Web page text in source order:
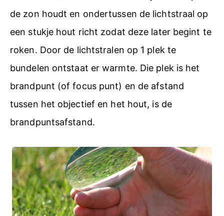
de zon houdt en ondertussen de lichtstraal op
een stukje hout richt zodat deze later begint te
roken. Door de lichtstralen op 1 plek te
bundelen ontstaat er warmte. Die plek is het
brandpunt (of focus punt) en de afstand
tussen het objectief en het hout, is de
brandpuntsafstand.